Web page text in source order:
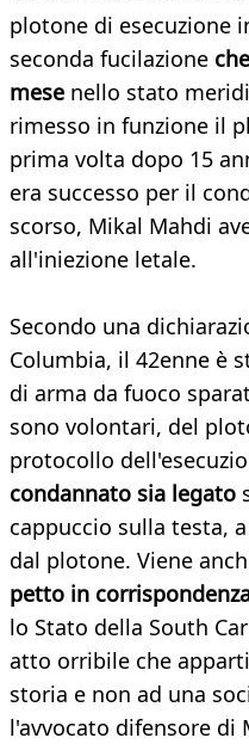
plotone di esecuzione
seconda fucilazione
mese nello stato
rimesso in funzione il
prima volta dopo 15
era successo per il
scorso, Mikal Mahdi
all'iniezione letale.
Secondo una
Columbia, il 42enne è
di arma da fuoco
sono volontari, del
protocollo
condannato sia legato
cappuccio sulla testa,
dal plotone. Viene
petto in
lo Stato della South
atto orribile che
storia e non ad una
l'avvocato difensore di